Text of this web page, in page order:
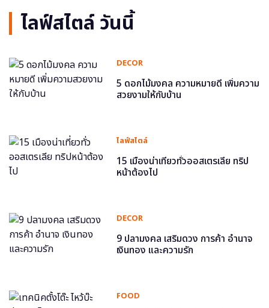
ไลฟ์สไตล์ วันนี้
DECOR
5 ดอกไม้มงคล ความหมายดี เพิ่มความ
สวยงามให้กับบ้าน
ไลฟ์สไตล์
15 เมืองน่าเที่ยวทั่วออสเตรเลีย ทริป
หน้าต้องไป
DECOR
9 ปลามงคล เสริมดวง การค้า อำนาจ
เงินทอง และความรัก
FOOD